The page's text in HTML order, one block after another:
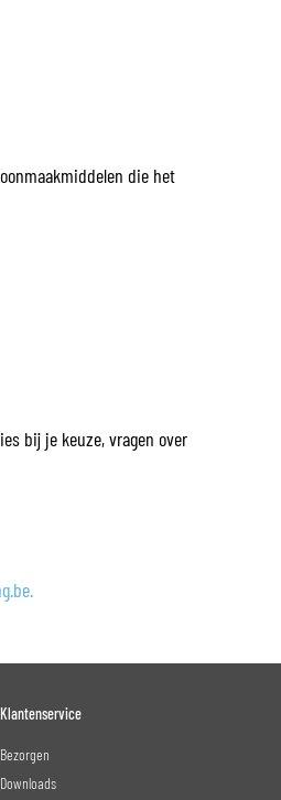
die het
bij je keuze, vragen over
Klantenservice
Bezorgen
Downloads